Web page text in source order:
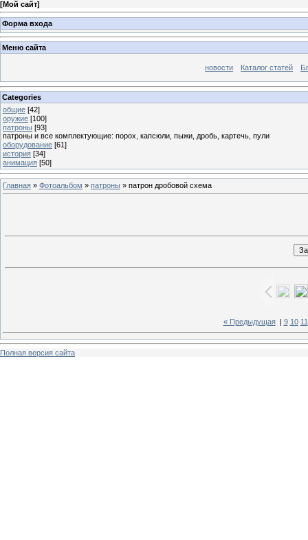
[Мой сайт]
Форма входа
Меню сайта
новости Каталог статей
Categories
общие [42]
оружие [100]
патроны [93]
патроны и все комплектующие: порох, капсюли, пыжи, дробь, картечь, пули
оборудование [61]
история [34]
анимация [50]
Главная » Фотоальбом » патроны » патрон дробовой схема
« Предыдущая| 9 10 11
Полная версия сайта